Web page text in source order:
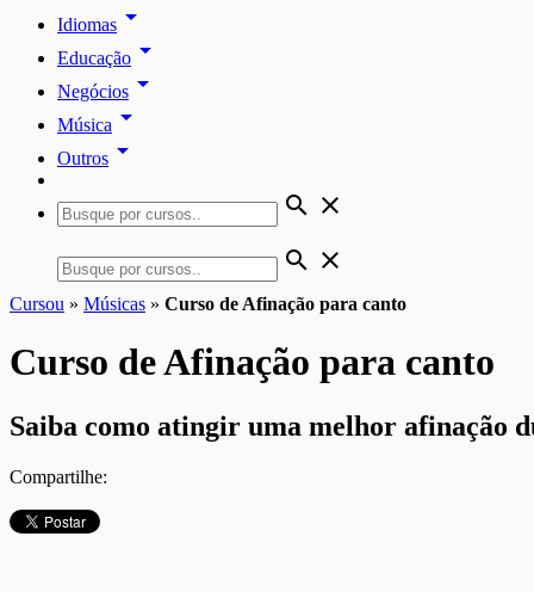
Idiomas arrow_drop_down
Educação arrow_drop_down
Negócios arrow_drop_down
Música arrow_drop_down
Outros arrow_drop_down
search close
search close
Cursou » Músicas » Curso de Afinação para canto
Curso de Afinação para canto
Saiba como atingir uma melhor afinação
Compartilhe: